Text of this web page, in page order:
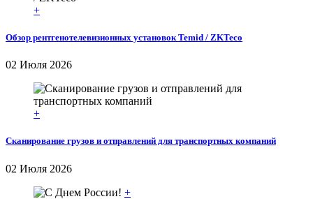
+
Обзор рентгенотелевизионных установок Temid / ZKTeco
02 Июля 2026
+
Сканирование грузов и отправлений для транспортных компаний
02 Июля 2026
+